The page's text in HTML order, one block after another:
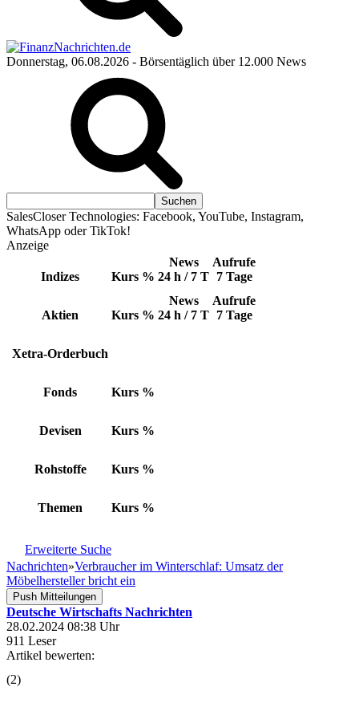
Donnerstag, 06.08.2026 - Börsentäglich über 12.000 News
SalesCloser Technologies: Facebook, YouTube, Instagram,
WhatsApp oder TikTok!
Anzeige
Indizes Kurs %
News
24 h / 7 T
Aufrufe
7 Tage
Aktien Kurs %
News
24 h / 7 T
Aufrufe
7 Tage
Xetra-Orderbuch
Fonds Kurs %
Devisen Kurs %
Rohstoffe Kurs %
Themen Kurs %
Erweiterte Suche
Nachrichten»Verbraucher im Winterschlaf: Umsatz der
Möbelhersteller bricht ein
Push Mitteilungen
Deutsche Wirtschafts Nachrichten
28.02.2024 08:38 Uhr
911 Leser
Artikel bewerten:
(2)